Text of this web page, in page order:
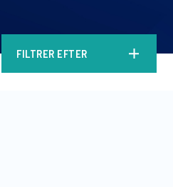
FILTRER EFTER